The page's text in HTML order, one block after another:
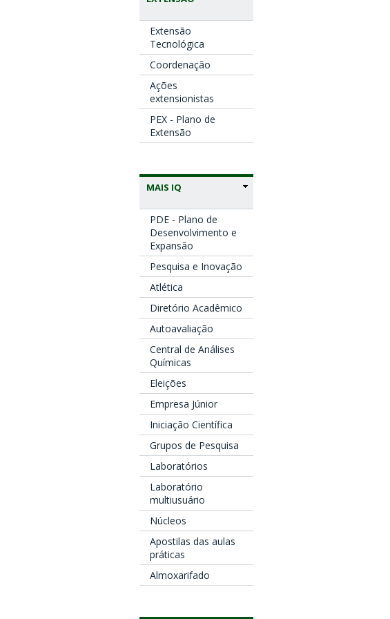
Extensão
Tecnológica
Coordenação
Ações
extensionistas
PEX - Plano de
Extensão
MAIS IQ
PDE - Plano de
Desenvolvimento e
Expansão
Pesquisa e Inovação
Atlética
Diretório Acadêmico
Autoavaliação
Central de Análises
Químicas
Eleições
Empresa Júnior
Iniciação Científica
Grupos de Pesquisa
Laboratórios
Laboratório
multiusuário
Núcleos
Apostilas das aulas
práticas
Almoxarifado